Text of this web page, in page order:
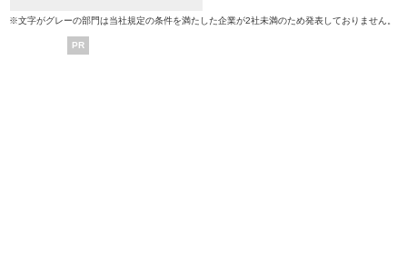
※文字がグレーの部門は当社規定の条件を満たした企業が2社未満のため発表しておりません。
PR